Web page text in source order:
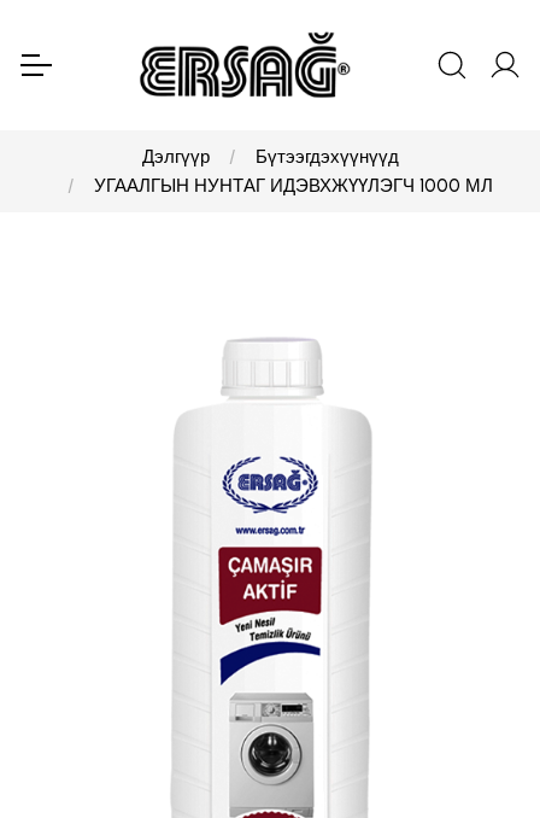
Дэлгүүр
Бүтээгдэхүүнүүд
УГААЛГЫН НУНТАГ ИДЭВХЖҮҮЛЭГЧ 1000 МЛ